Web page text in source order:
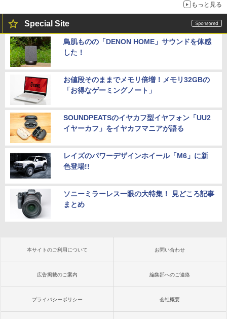
もっと見る
Special Site
鳥肌ものの「DENON HOME」サウンドを体感
した！
お値段そのままでメモリ倍増！メモリ32GBの
「お得なゲーミングノート」
SOUNDPEATSのイヤカフ型イヤフォン「UU2
イヤーカフ」をイヤカフマニアが語る
レイズのパワーデザインホイール「M6」に新
色登場!!
ソニーミラーレス一眼の大特集！ 見どころ記事
まとめ
本サイトのご利用について お問い合わせ
広告掲載のご案内 編集部へのご連絡
プライバシーポリシー 会社概要